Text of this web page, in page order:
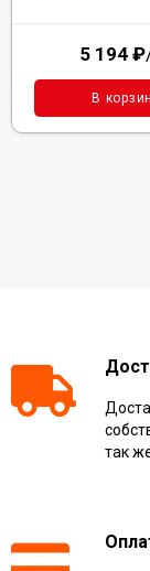
5 194 ₽
В
так